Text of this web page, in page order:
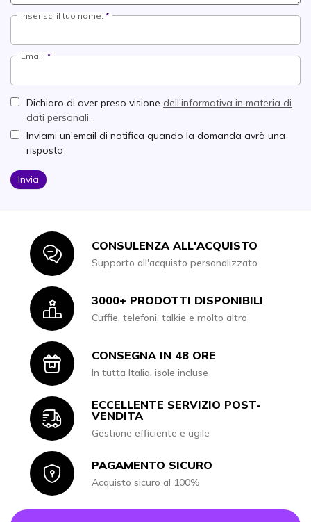
Inserisci il tuo nome:
Email:
Dichiaro di aver preso visione dell'informativa in materia di
dati personali.
Inviami un'email di notifica quando la domanda avrà una
risposta
Invia
IconCONSULENZA ALL'ACQUISTO
Supporto all'acquisto personalizzato
Icon3000+ PRODOTTI DISPONIBILI
Cuffie, telefoni, talkie e molto altro
IconCONSEGNA IN 48 ORE
In tutta Italia, isole incluse
Icon
ECCELLENTE SERVIZIO POST-
VENDITA
Gestione efficiente e agile
IconPAGAMENTO SICURO
Acquisto sicuro al 100%